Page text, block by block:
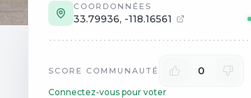
COORDONNÉES
33.79936, -118.16561
SCORE COMMUNAUTÉ 0
Connectez-vous pour voter